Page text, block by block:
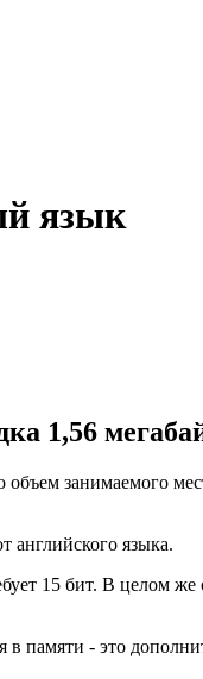
язык
1,56
объем занимаемого
английского языка.
15 бит. В целом
в памяти - это